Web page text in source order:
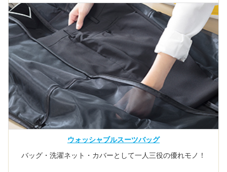
ウォッシャブルスーツバッグ
バッグ・洗濯ネット・カバーとして一人三役の優れモノ！